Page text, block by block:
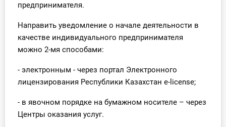
Практика ИП
Кадры. Труд. Зарплата.
Юридический помощник
Интернет-магазин
предпринимателя.
Направить уведомление о начале деятельности в
качестве индивидуального предпринимателя
можно 2-мя способами:
- электронным - через портал Электронного
лицензирования Республики Казахстан e-license;
- в явочном порядке на бумажном носителе – через
Центры оказания услуг.